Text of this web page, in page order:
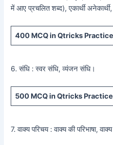
में आए प्रचलित शब्द), एकार्थी अनेकार्थी,
400 MCQ in Qtricks
6. संधि : स्वर संधि, व्यंजन संधि।
500 MCQ in Qtricks
7. वाक्य परिचय : वाक्य की परिभाषा,